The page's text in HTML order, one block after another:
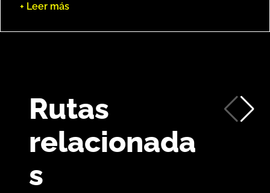
+ Leer más
Rutas
relacionada
s